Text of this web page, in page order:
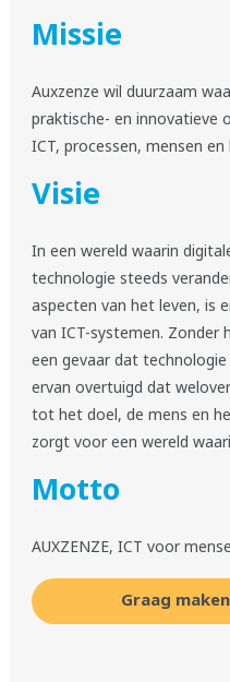
Missie
Auxzenze wil duurzaam
praktische- en innovatieve
ICT, processen, mensen en
Visie
In een wereld waarin
technologie steeds
aspecten van het leven, is
van ICT-systemen. Zonder
een gevaar dat
ervan overtuigd dat
tot het doel, de mens en
zorgt voor een wereld
Motto
AUXZENZE, ICT voor
Graag